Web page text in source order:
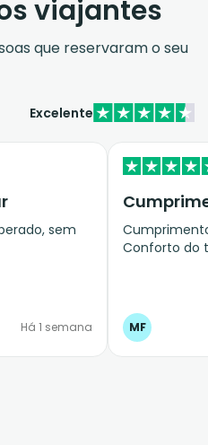
viajantes
que reservaram o seu
Excelente
sem
Há 1 semana
Conforto do
MF